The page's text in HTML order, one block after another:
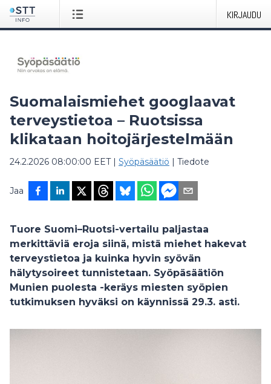
KIRJAUDU
Suomalaismiehet googlaavat
terveystietoa – Ruotsissa
klikataan hoitojärjestelmään
24.2.2026 08:00:00 EET| Syöpäsäätiö | Tiedote
Jaa
Tuore Suomi–Ruotsi-vertailu paljastaa
merkittäviä eroja siinä, mistä miehet hakevat
terveystietoa ja kuinka hyvin syövän
hälytysoireet tunnistetaan. Syöpäsäätiön
Munien puolesta -keräys miesten syöpien
tutkimuksen hyväksi on käynnissä 29.3. asti.